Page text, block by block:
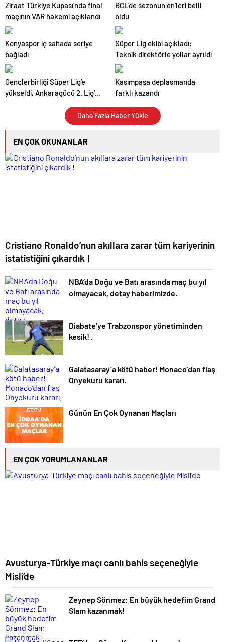
Ziraat Türkiye Kupası’nda final
maçının VAR hakemi açıklandı
BCL’de sezonun en’leri belli
oldu
Konyaspor iç sahada seriye
bağladı
Süper Lig ekibi açıkladı:
Teknik direktörle yollar ayrıldı
Gençlerbirliği Süper Lig’e
yükseldi, Ankaragücü 2. Lig’e
Kasımpaşa deplasmanda
farklı kazandı
Daha Fazla Haber Yükle
EN ÇOK OKUNANLAR
Cristiano Ronaldo’nun akıllara zarar tüm kariyerinin
istatistiğini çıkardık !
NBA’da Doğu ve Batı arasında maç bu yıl
olmayacak, detay haberimizde.
Diabate’ye Trabzonspor yönetiminden
kesik! .
Galatasaray’a kötü haber! Monaco’dan flaş
Onyekuru kararı.
Günün En Çok Oynanan Maçları
EN ÇOK YORUMLANANLAR
Avusturya-Türkiye maçı canlı bahis seçeneğiyle
Misli’de
Zeynep Sönmez: En büyük hedefim Grand
Slam kazanmak!